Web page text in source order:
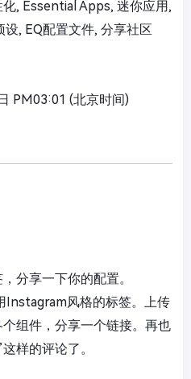
, Essential Apps, 迷你应用,
, EQ配置文件, 分享社区
PM03:01 (北京时间)
分享一下你的配置。
Instagram风格的标签。上传
组件，分享一个链接。再也
样的评论了。